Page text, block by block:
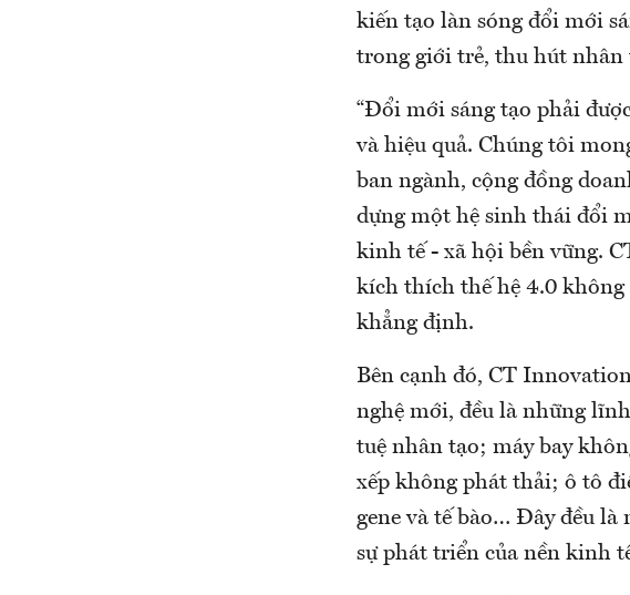
kiến tạo làn sóng đổi mới
trong giới trẻ, thu hút nhân
“Đổi mới sáng tạo phải
và hiệu quả. Chúng tôi
ban ngành, cộng đồng
dựng một hệ sinh thái đổi
kinh tế - xã hội bền vững.
kích thích thế hệ 4.0 không
khẳng định.
Bên cạnh đó, CT
nghệ mới, đều là những
tuệ nhân tạo; máy bay
xếp không phát thải; ô tô
gene và tế bào… Đây đều
sự phát triển của nền kinh